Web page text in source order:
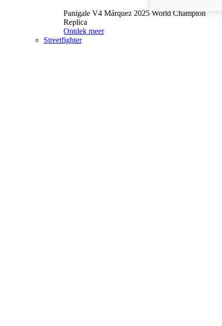
Panigale V4 Márquez 2025 World Champion
Replica
Ontdek meer
Streetfighter